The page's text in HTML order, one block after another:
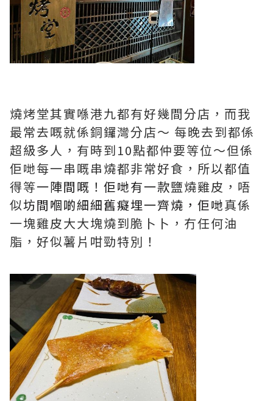
燒烤堂其實喺港九都有好幾間分店，而我
最常去嘅就係銅鑼灣分店～ 每晚去到都係
超級多人，有時到10點都仲要等位～但係
佢哋每一串嘅串燒都非常好食，所以都值
得等一陣間嘅 ！ 佢哋有一款鹽燒雞皮，唔
似坊間嗰啲細細舊癡埋一齊燒，佢哋真係
一塊雞皮大大塊燒到脆卜卜，冇任何油
脂，好似薯片咁勁特別！